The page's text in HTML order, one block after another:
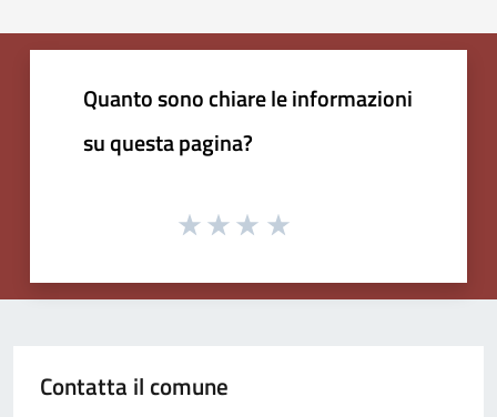
Quanto sono chiare le informazioni
su questa pagina?
Contatta il comune